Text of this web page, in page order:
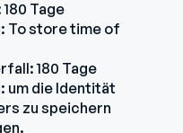
Tage
To store time of
180 Tage
um die Identität
zu speichern